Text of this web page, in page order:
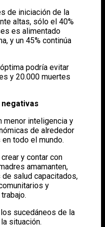
de iniciación de la
altas, sólo el 40%
es alimentado
y un 45% continúa
podría evitar
y 20.000 muertes
menor inteligencia y
de alrededor
todo el mundo.
y contar con
amamanten,
salud capacitados,
y
sucedáneos de la
situación.